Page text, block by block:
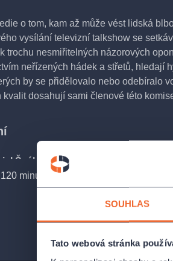
SOUHLAS
Tato webová stránka
o tom, kam až může vést lidská
vysílání televizní talkshow se
trochu nesmiřitelných názorových
neřízených hádek a střetů, hledají
by se přidělovalo nebo odebíralo
kvalit dosahují sami členové této
Šváb
120 minut